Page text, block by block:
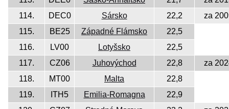
114.
DEC0 Sársko 22,2
za
115.
BE25 Západné Flámsko
22,5
116.
LV00 Lotyšsko
22,5
117.
CZ06 Juhovýchod 22,8
za
118.
MT00 Malta
22,8
119.
ITH5 Emilia-Romagna
22,9